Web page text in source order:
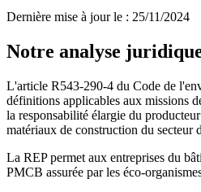
Dernière mise à jour le : 25/11/2024
Notre analyse
L'article R543-290-4 du Code de
définitions applicables aux missions
la responsabilité élargie du
matériaux de construction du secteur
La REP permet aux entreprises du
PMCB assurée par les éco-